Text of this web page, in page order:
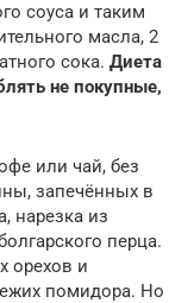
соуса и таким
масла, 2
сока. Диета
не покупные,
или чай, без
запечённых в
нарезка из
перца.
орехов и
помидора. Но